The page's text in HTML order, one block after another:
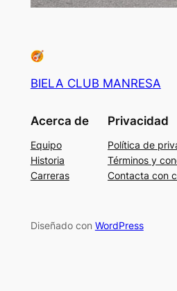
BIELA CLUB MANRESA
Acerca de
Equipo
Historia
Carreras
Privacidad
Política de
Términos y
Contacta con
Diseñado con WordPress